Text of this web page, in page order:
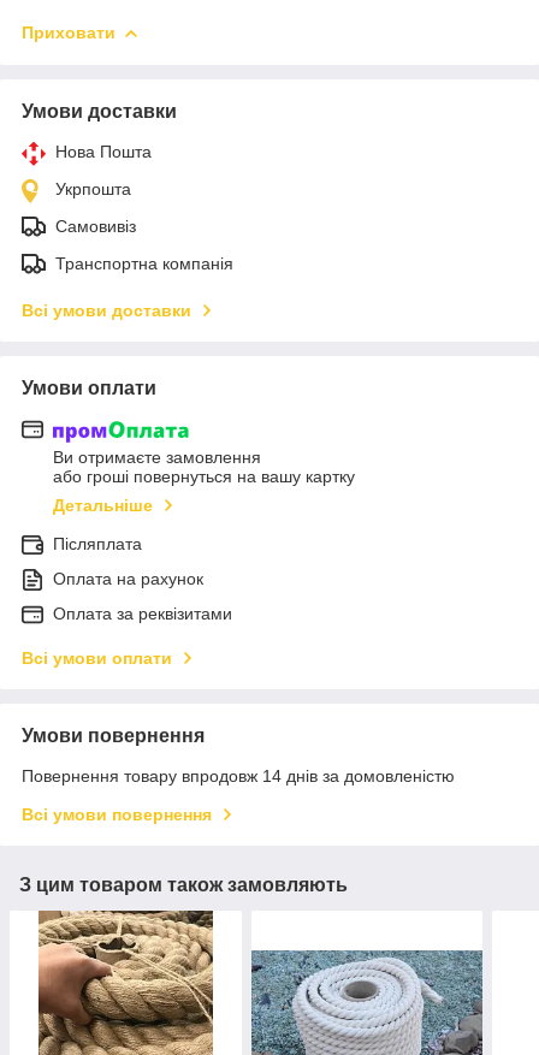
Приховати
Умови доставки
Нова Пошта
Укрпошта
Самовивіз
Транспортна компанія
Всі умови доставки
Умови оплати
Ви отримаєте замовлення
або гроші повернуться на вашу картку
Детальніше
Післяплата
Оплата на рахунок
Оплата за реквізитами
Всі умови оплати
Умови повернення
Повернення товару впродовж 14 днів за домовленістю
Всі умови повернення
З цим товаром також замовляють